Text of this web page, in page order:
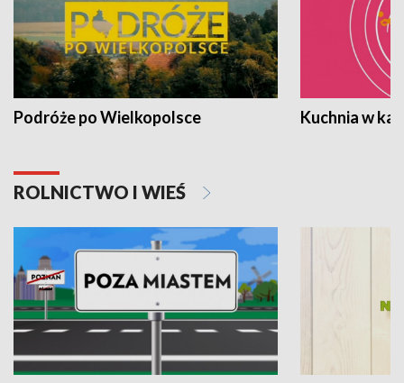
Podróże po Wielkopolsce Kuchnia w
ROLNICTWO I WIEŚ